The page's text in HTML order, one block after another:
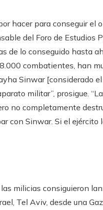
hacer para conseguir el
del Foro de Estudios
de lo conseguido hasta
combatientes, han
Sinwar [considerado
militar”, prosigue.
no completamente
con Sinwar. Si el ejército
milicias consiguieron
Tel Aviv, desde una